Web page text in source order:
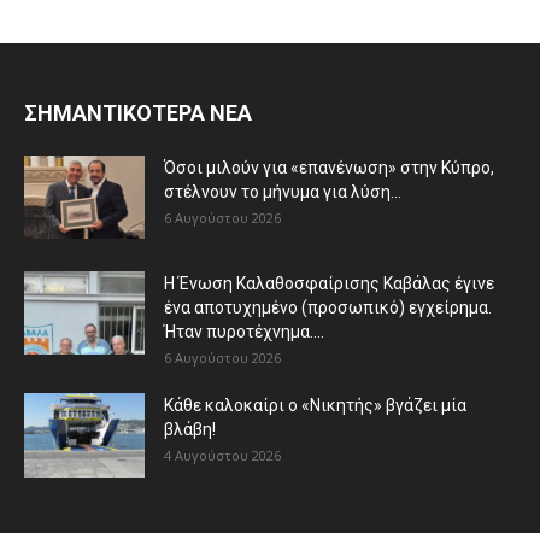
ΣΗΜΑΝΤΙΚΟΤΕΡΑ ΝΕΑ
Όσοι μιλούν για «επανένωση» στην Κύπρο,
στέλνουν το μήνυμα για λύση...
6 Αυγούστου 2026
Η Ένωση Καλαθοσφαίρισης Καβάλας έγινε
ένα αποτυχημένο (προσωπικό) εγχείρημα.
Ήταν πυροτέχνημα....
6 Αυγούστου 2026
Κάθε καλοκαίρι ο «Νικητής» βγάζει μία
βλάβη!
4 Αυγούστου 2026